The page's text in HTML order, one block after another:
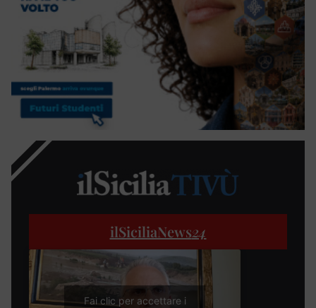
ilSiciliaNews24
Fai clic per accettare i